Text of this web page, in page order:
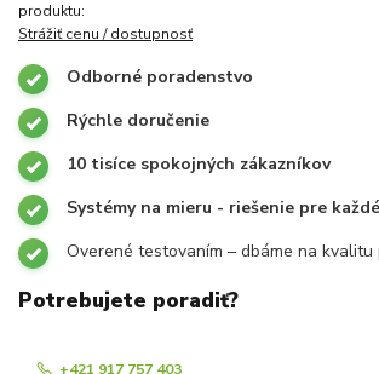
produktu:
Strážiť cenu / dostupnosť
Odborné poradenstvo
Rýchle doručenie
10 tisíce spokojných zákazníkov
Systémy na mieru - riešenie pre
Overené testovaním – dbáme na
Potrebujete poradiť?
+421 917 757 403